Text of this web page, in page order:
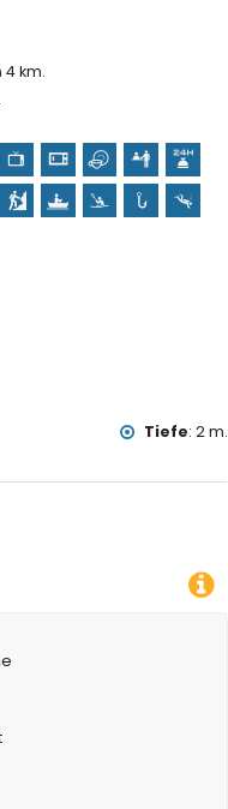
(Castell de Moraira),
von 5 Kilometern
km.
Tiefe: 2 m.